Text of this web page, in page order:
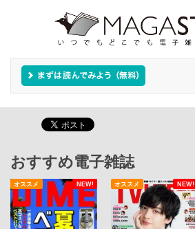
おすすめ電子雑誌
NEW!
オススメ NEW!
オススメ